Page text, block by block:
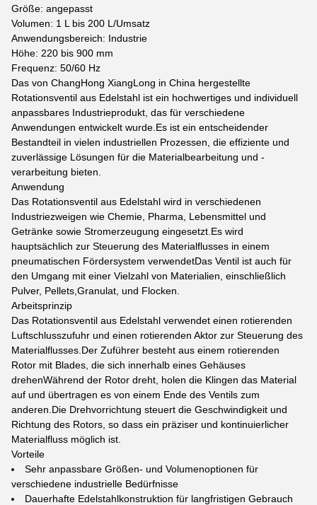
Größe: angepasst
Volumen: 1 L bis 200 L/Umsatz
Anwendungsbereich: Industrie
Höhe: 220 bis 900 mm
Frequenz: 50/60 Hz
Das von ChangHong XiangLong in China hergestellte
Rotationsventil aus Edelstahl ist ein hochwertiges und individuell
anpassbares Industrieprodukt, das für verschiedene
Anwendungen entwickelt wurde.Es ist ein entscheidender
Bestandteil in vielen industriellen Prozessen, die effiziente und
zuverlässige Lösungen für die Materialbearbeitung und -
verarbeitung bieten.
Anwendung
Das Rotationsventil aus Edelstahl wird in verschiedenen
Industriezweigen wie Chemie, Pharma, Lebensmittel und
Getränke sowie Stromerzeugung eingesetzt.Es wird
hauptsächlich zur Steuerung des Materialflusses in einem
pneumatischen Fördersystem verwendetDas Ventil ist auch für
den Umgang mit einer Vielzahl von Materialien, einschließlich
Pulver, Pellets,Granulat, und Flocken.
Arbeitsprinzip
Das Rotationsventil aus Edelstahl verwendet einen rotierenden
Luftschlusszufuhr und einen rotierenden Aktor zur Steuerung des
Materialflusses.Der Zuführer besteht aus einem rotierenden
Rotor mit Blades, die sich innerhalb eines Gehäuses
drehenWährend der Rotor dreht, holen die Klingen das Material
auf und übertragen es von einem Ende des Ventils zum
anderen.Die Drehvorrichtung steuert die Geschwindigkeit und
Richtung des Rotors, so dass ein präziser und kontinuierlicher
Materialfluss möglich ist.
Vorteile
Sehr anpassbare Größen- und Volumenoptionen für
verschiedene industrielle Bedürfnisse
Dauerhafte Edelstahlkonstruktion für langfristigen Gebrauch